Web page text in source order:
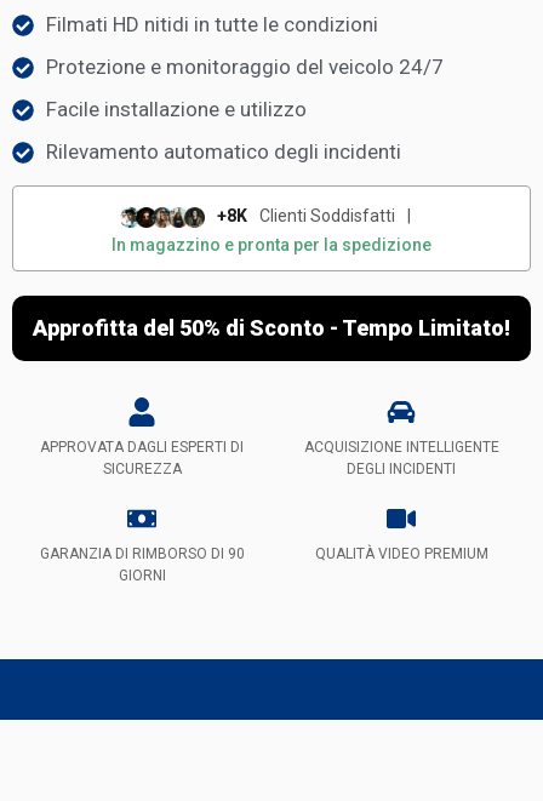
Filmati HD nitidi in tutte le condizioni
Protezione e monitoraggio del veicolo 24/7
Facile installazione e utilizzo
Rilevamento automatico degli incidenti
+8K Clienti Soddisfatti
In magazzino e pronta per la spedizione
Approfitta del 50% di Sconto - Tempo Limitato!
APPROVATA DAGLI ESPERTI DI
SICUREZZA
ACQUISIZIONE INTELLIGENTE
DEGLI INCIDENTI
GARANZIA DI RIMBORSO DI 90
GIORNI
QUALITÀ VIDEO PREMIUM